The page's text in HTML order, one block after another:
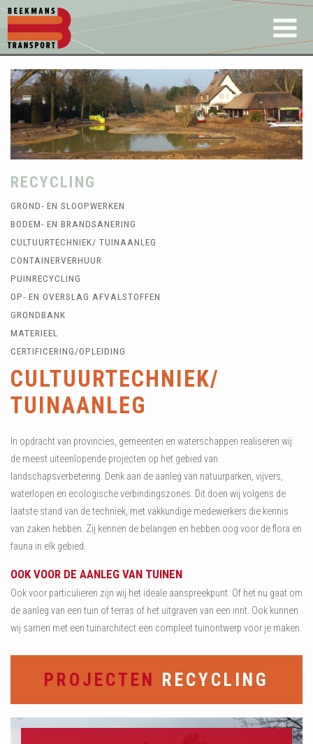
RECYCLING
GROND- EN SLOOPWERKEN
BODEM- EN BRANDSANERING
CULTUURTECHNIEK/ TUINAANLEG
CONTAINERVERHUUR
PUINRECYCLING
OP- EN OVERSLAG AFVALSTOFFEN
GRONDBANK
MATERIEEL
CERTIFICERING/OPLEIDING
CULTUURTECHNIEK/
TUINAANLEG
In opdracht van provincies, gemeenten en waterschappen realiseren wij
de meest uiteenlopende projecten op het gebied van
landschapsverbetering. Denk aan de aanleg van natuurparken, vijvers,
waterlopen en ecologische verbindingszones. Dit doen wij volgens de
laatste stand van de techniek, met vakkundige medewerkers die kennis
van zaken hebben. Zij kennen de belangen en hebben oog voor de flora en
fauna in elk gebied.
OOK VOOR DE AANLEG VAN TUINEN
Ook voor particulieren zijn wij het ideale aanspreekpunt. Of het nu gaat om
de aanleg van een tuin of terras of het uitgraven van een inrit. Ook kunnen
wij samen met een tuinarchitect een compleet tuinontwerp voor je maken.
PROJECTEN RECYCLING